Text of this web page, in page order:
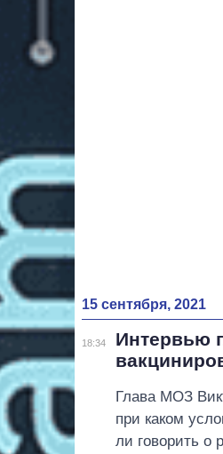
15 сентября, 2021
18:34
Интервью
Глава МОЗ
при каком
ли говорить о